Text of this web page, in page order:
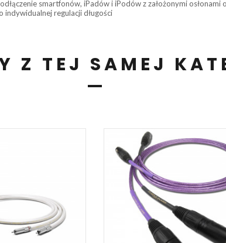
smartfonów, iPadów i iPodów z założonymi osłonami
indywidualnej regulacji długości
Z TEJ SAMEJ